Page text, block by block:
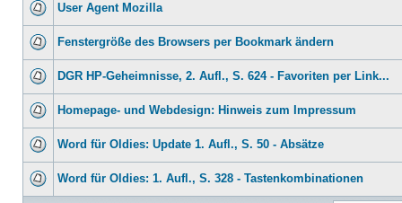
User Agent Mozilla
Fenstergröße des Browsers per Bookmark ändern
DGR HP-Geheimnisse, 2. Aufl., S. 624 - Favoriten per Link...
Homepage- und Webdesign: Hinweis zum Impressum
Word für Oldies: Update 1. Aufl., S. 50 - Absätze
Word für Oldies: 1. Aufl., S. 328 - Tastenkombinationen